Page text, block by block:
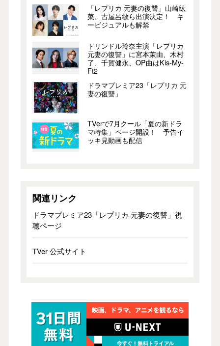
「レプリカ 元妻の復讐」山崎紘
菜、古屋呂敏ら出演決定！ キ
ービジュアルも解禁
トリンドル玲奈主演「レプリカ
元妻の復讐」に宮本茉由、木村
了、千賀健永、OP曲はKis-My-
Ft2
ドラマプレミア23「レプリカ 元
妻の復讐」
TVerで7月クール「夏の新ドラ
マ特集」ページ開設！ 予告イ
ッキ見動画も配信
関連リンク
ドラマプレミア23「レプリカ 元妻の復讐」視
聴ページ
TVer 公式サイト